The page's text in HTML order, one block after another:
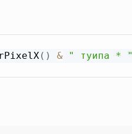
( ) & " туипа * "